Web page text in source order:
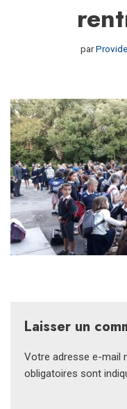
par
Laisser un
Votre adresse e-mail
obligatoires sont